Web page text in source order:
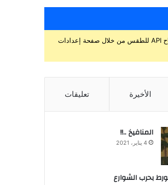
يجب عليك إضافة مفتاح API للطقس من خلال صفحة إعدادات
الأخيرة تعليقات
المنافيخ ..!!
4 يناير، 2021
بحرب الشوارع